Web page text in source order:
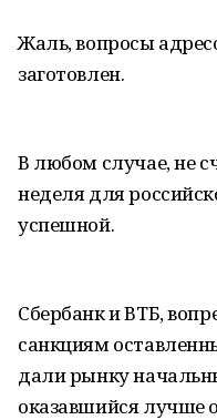
Жаль, вопросы
заготовлен.
В любом случае, не
неделя для
успешной.
Сбербанк и ВТБ,
санкциям
дали рынку
оказавшийся лучше